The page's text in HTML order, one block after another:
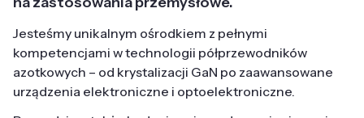
Jesteśmy unikalnym ośrodkiem z pełnymi
kompetencjami w technologii półprzewodników
azotkowych – od krystalizacji GaN po zaawansowane
urządzenia elektroniczne i optoelektroniczne.